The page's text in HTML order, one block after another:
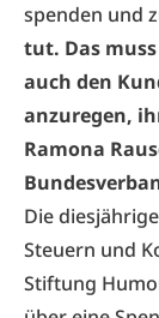
spenden und
tut. Das
auch den
anzuregen,
Ramona
Die
Steuern und
Stiftung